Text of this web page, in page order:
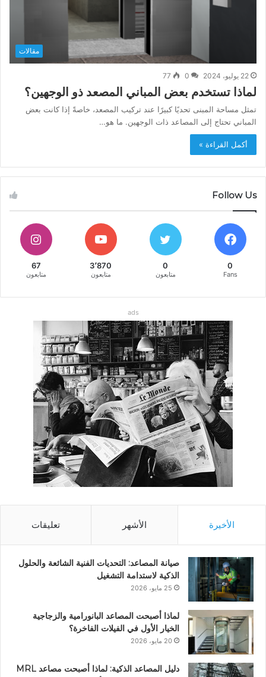
مقالات
22 يوليو، 2024 0
77
لماذا تستخدم بعض المباني المصعد ذو الوجهين؟
تمثل مساحة المبنى تحديًا كبيرًا عند تركيب المصعد، خاصةً إذا كانت بعض
المباني تحتاج إلى المصاعد ذات الوجهين. ما هو…
أكمل القراءة »
Follow Us
0
Fans
0
متابعون
3٬870
متابعون
67
متابعون
ads
الأخيرة الأشهر تعليقات
صيانة المصاعد: التحديات الفنية الشائعة والحلول
الذكية لاستدامة التشغيل
25 مايو، 2026
لماذا أصبحت المصاعد البانورامية والزجاجية
الخيار الأول في الفيلات الفاخرة؟
20 مايو، 2026
دليل المصاعد الذكية: لماذا أصبحت مصاعد MRL